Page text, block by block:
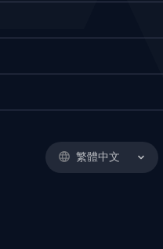
繁體中文